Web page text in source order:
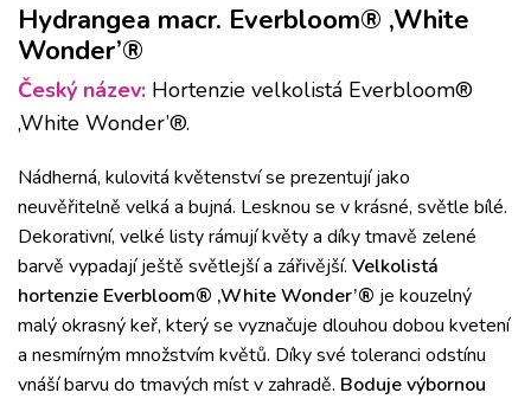
Hydrangea macr. Everbloom® ‚White
Wonder’®
Český název: Hortenzie velkolistá Everbloom®
‚White Wonder’®.
Nádherná, kulovitá květenství se prezentují jako
neuvěřitelně velká a bujná. Lesknou se v krásné, světle bílé.
Dekorativní, velké listy rámují květy a díky tmavě zelené
barvě vypadají ještě světlejší a zářivější. Velkolistá
hortenzie Everbloom® ‚White Wonder’® je kouzelný
malý okrasný keř, který se vyznačuje dlouhou dobou kvetení
a nesmírným množstvím květů. Díky své toleranci odstínu
vnáší barvu do tmavých míst v zahradě. Boduje výbornou